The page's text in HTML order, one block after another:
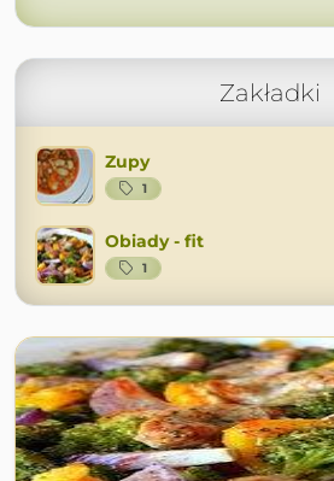
Zakładki
Zupy
1
Obiady - fit
1